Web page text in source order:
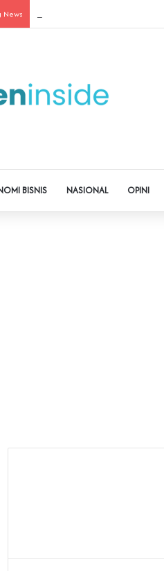
News
BISNIS NASIONAL OPINI